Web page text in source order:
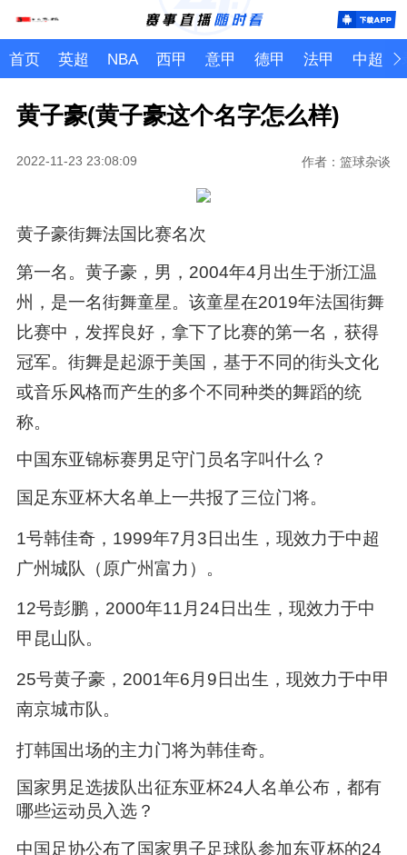
首页 英超 NBA 西甲 意甲 德甲 法甲 中超
黄子豪(黄子豪这个名字怎么样)
2022-11-23 23:08:09 作者：篮球杂谈
黄子豪街舞法国比赛名次
第一名。黄子豪，男，2004年4月出生于浙江温
州，是一名街舞童星。该童星在2019年法国街舞
比赛中，发挥良好，拿下了比赛的第一名，获得
冠军。街舞是起源于美国，基于不同的街头文化
或音乐风格而产生的多个不同种类的舞蹈的统
称。
中国东亚锦标赛男足守门员名字叫什么？
国足东亚杯大名单上一共报了三位门将。
1号韩佳奇，1999年7月3日出生，现效力于中超
广州城队（原广州富力）。
12号彭鹏，2000年11月24日出生，现效力于中
甲昆山队。
25号黄子豪，2001年6月9日出生，现效力于中甲
南京城市队。
打韩国出场的主力门将为韩佳奇。
国家男足选拔队出征东亚杯24人名单公布，都有
哪些运动员入选？
中国足协公布了国家男子足球队参加东亚杯的24